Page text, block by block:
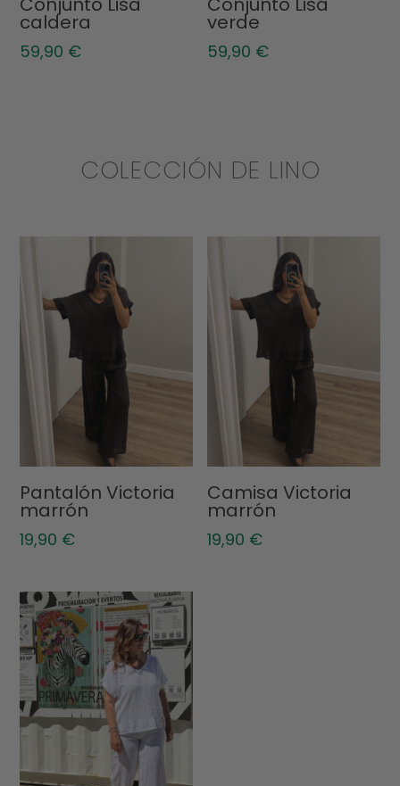
caldera
59,90 €
verde
59,90 €
COLECCIÓN DE LINO
Pantalón Victoria
marrón
19,90 €
Camisa Victoria
marrón
19,90 €